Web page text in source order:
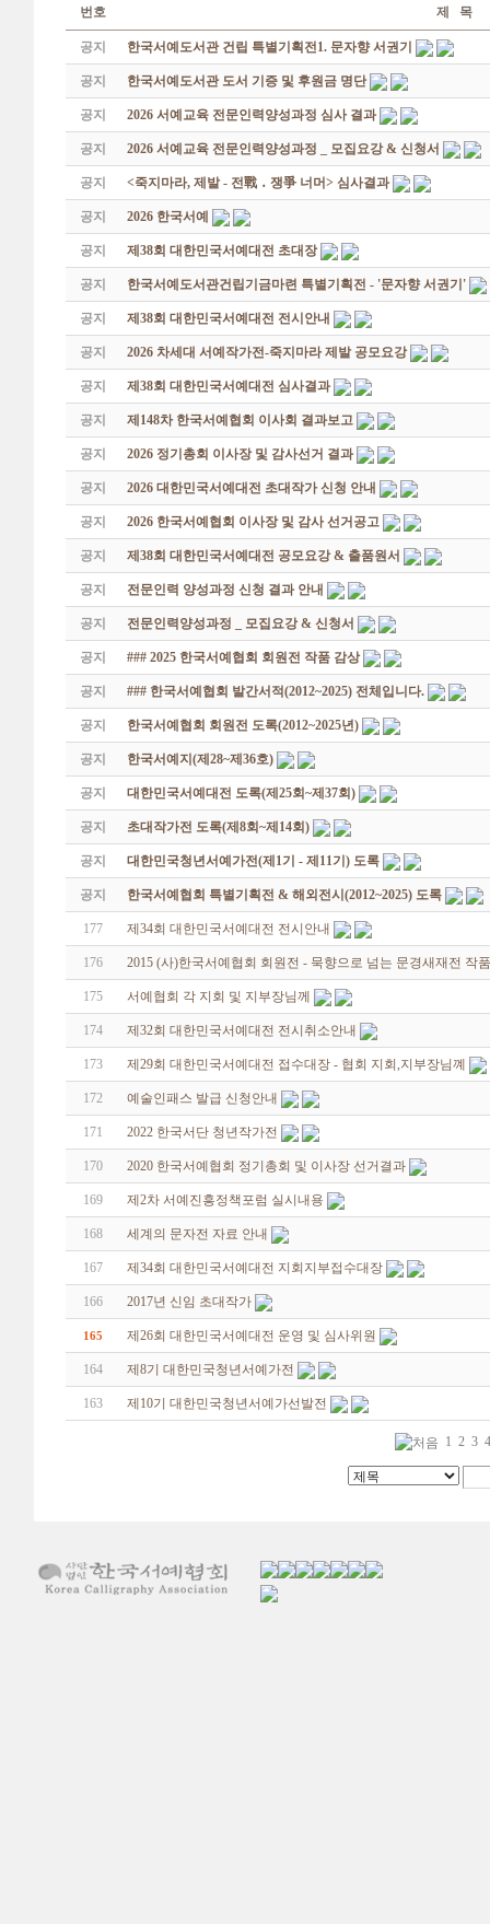
번호 제 목
공지 한국서예도서관 건립 특별기획전1. 문자향 서권기
공지 한국서예도서관 도서 기증 및 후원금 명단
공지 2026 서예교육 전문인력양성과정 심사 결과
공지 2026 서예교육 전문인력양성과정 _ 모집요강 & 신청서
공지 <죽지마라, 제발 - 전戰 ․ 쟁爭 너머> 심사결과
공지 2026 한국서예
공지 제38회 대한민국서예대전 초대장
공지 한국서예도서관건립기금마련 특별기획전 - '문자향 서권기'
공지 제38회 대한민국서예대전 전시안내
공지 2026 차세대 서예작가전-죽지마라 제발 공모요강
공지 제38회 대한민국서예대전 심사결과
공지 제148차 한국서예협회 이사회 결과보고
공지 2026 정기총회 이사장 및 감사선거 결과
공지 2026 대한민국서예대전 초대작가 신청 안내
공지 2026 한국서예협회 이사장 및 감사 선거공고
공지 제38회 대한민국서예대전 공모요강 & 출품원서
공지 전문인력 양성과정 신청 결과 안내
공지 전문인력양성과정 _ 모집요강 & 신청서
공지 ### 2025 한국서예협회 회원전 작품 감상
공지 ### 한국서예협회 발간서적(2012~2025) 전체입니다.
공지 한국서예협회 회원전 도록(2012~2025년)
공지 한국서예지(제28~제36호)
공지 대한민국서예대전 도록(제25회~제37회)
공지 초대작가전 도록(제8회~제14회)
공지 대한민국청년서예가전(제1기 - 제11기) 도록
공지 한국서예협회 특별기획전 & 해외전시(2012~2025) 도록
177 제34회 대한민국서예대전 전시안내
176 2015 (사)한국서예협회 회원전 - 묵향으로 넘는 문경새재전 작
175 서예협회 각 지회 및 지부장님께
174 제32회 대한민국서예대전 전시취소안내
173 제29회 대한민국서예대전 접수대장 - 협회 지회,지부장님꼐
172 예술인패스 발급 신청안내
171 2022 한국서단 청년작가전
170 2020 한국서예협회 정기총회 및 이사장 선거결과
169 제2차 서예진흥정책포럼 실시내용
168 세계의 문자전 자료 안내
167 제34회 대한민국서예대전 지회지부접수대장
166 2017년 신임 초대작가
165 제26회 대한민국서예대전 운영 및 심사위원
164 제8기 대한민국청년서예가전
163 제10기 대한민국청년서예가선발전
1 2 3 4